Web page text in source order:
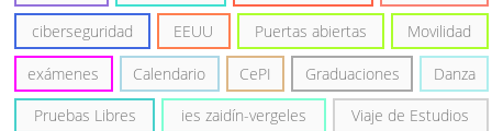
ciberseguridad EEUU Puertas abiertas Movilidad
exámenes Calendario CePI Graduaciones Danza
Pruebas Libres ies zaidín-vergeles Viaje de Estudios